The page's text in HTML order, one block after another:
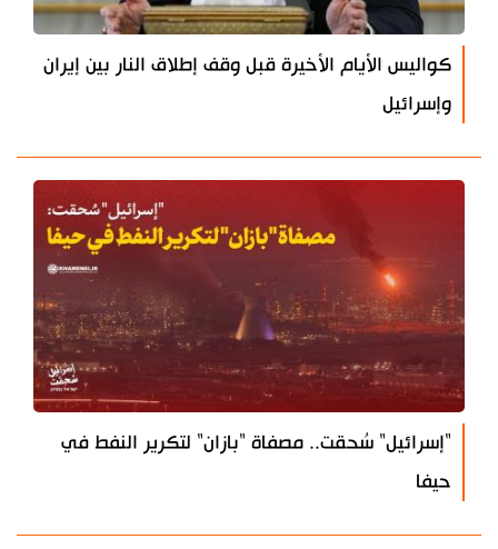
كواليس الأيام الأخيرة قبل وقف إطلاق النار بين إيران
وإسرائيل
"إسرائيل" سُحقت.. مصفاة "بازان" لتكرير النفط في
حيفا